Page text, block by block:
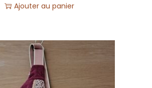
Ajouter au panier